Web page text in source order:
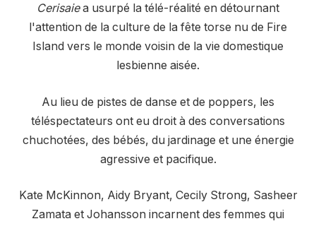
Cerisaiea usurpé la télé-réalité en détournant
l'attention de la culture de la fête torse nu de Fire
Island vers le monde voisin de la vie domestique
lesbienne aisée.
Au lieu de pistes de danse et de poppers, les
téléspectateurs ont eu droit à des conversations
chuchotées, des bébés, du jardinage et une énergie
agressive et pacifique.
Kate McKinnon, Aidy Bryant, Cecily Strong, Sasheer
Zamata et Johansson incarnent des femmes qui